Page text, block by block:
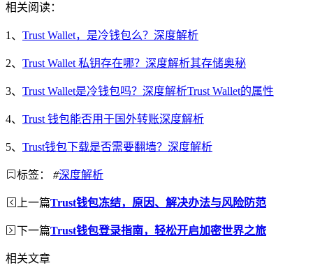
相关阅读：
1、 Trust Wallet，是冷钱包么？深度解析
2、 Trust Wallet 私钥存在哪？深度解析其存储奥秘
3、 Trust Wallet是冷钱包吗？深度解析Trust Wallet的属性
4、 Trust 钱包能否用于国外转账深度解析
5、 Trust钱包下载是否需要翻墙？深度解析
标签： #深度解析
上一篇Trust钱包冻结，原因、解决办法与风险防范
下一篇Trust钱包登录指南，轻松开启加密世界之旅
相关文章